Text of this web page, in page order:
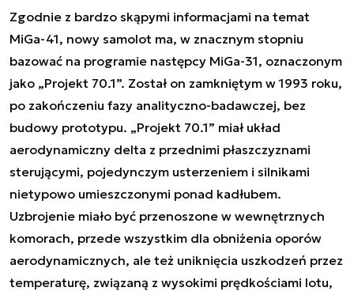
Zgodnie z bardzo skąpymi informacjami na temat
MiGa-41, nowy samolot ma, w znacznym stopniu
bazować na programie następcy MiGa-31, oznaczonym
jako „Projekt 70.1”. Został on zamkniętym w 1993 roku,
po zakończeniu fazy analityczno-badawczej, bez
budowy prototypu. „Projekt 70.1” miał układ
aerodynamiczny delta z przednimi płaszczyznami
sterującymi, pojedynczym usterzeniem i silnikami
nietypowo umieszczonymi ponad kadłubem.
Uzbrojenie miało być przenoszone w wewnętrznych
komorach, przede wszystkim dla obniżenia oporów
aerodynamicznych, ale też uniknięcia uszkodzeń przez
temperaturę, związaną z wysokimi prędkościami lotu,